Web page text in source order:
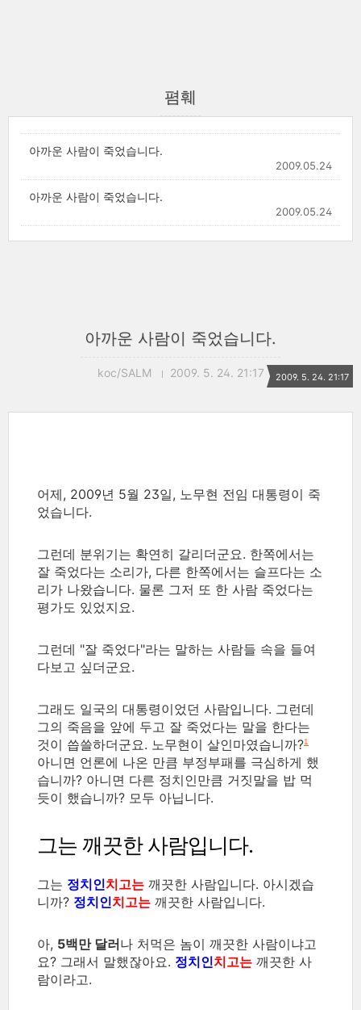
폄훼
아까운 사람이 죽었습니다.
2009.05.24
아까운 사람이 죽었습니다.
2009.05.24
아까운 사람이 죽었습니다.
koc/SALM 2009. 5. 24. 21:17 2009. 5. 24. 21:17
어제, 2009년 5월 23일, 노무현 전임 대통령이 죽
었습니다.
그런데 분위기는 확연히 갈리더군요. 한쪽에서는
잘 죽었다는 소리가, 다른 한쪽에서는 슬프다는 소
리가 나왔습니다. 물론 그저 또 한 사람 죽었다는
평가도 있었지요.
그런데 "잘 죽었다"라는 말하는 사람들 속을 들여
다보고 싶더군요.
그래도 일국의 대통령이었던 사람입니다. 그런데
그의 죽음을 앞에 두고 잘 죽었다는 말을 한다는
것이 씁쓸하더군요. 노무현이 살인마였습니까?1
아니면 언론에 나온 만큼 부정부패를 극심하게 했
습니까? 아니면 다른 정치인만큼 거짓말을 밥 먹
듯이 했습니까? 모두 아닙니다.
그는 깨끗한 사람입니다.
그는 정치인치고는 깨끗한 사람입니다. 아시겠습
니까? 정치인치고는 깨끗한 사람입니다.
아, 5백만 달러나 처먹은 놈이 깨끗한 사람이냐고
요? 그래서 말했잖아요. 정치인치고는 깨끗한 사
람이라고.